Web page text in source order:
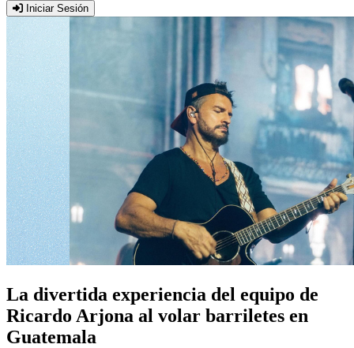
Iniciar Sesión
La divertida experiencia del equipo de
Ricardo Arjona al volar barriletes en
Guatemala